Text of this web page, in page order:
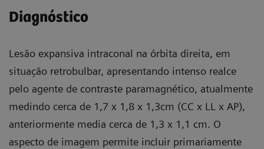
Diagnóstico
Lesão expansiva intraconal na órbita direita, em
situação retrobulbar, apresentando intenso realce
pelo agente de contraste paramagnético, atualmente
medindo cerca de 1,7 x 1,8 x 1,3cm (CC x LL x AP),
anteriormente media cerca de 1,3 x 1,1 cm. O
aspecto de imagem permite incluir primariamente